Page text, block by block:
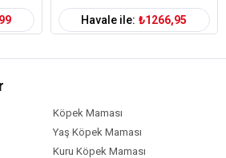
Havale ile: ₺1266,95
Köpek Maması
Yaş Köpek Maması
Kuru Köpek Maması